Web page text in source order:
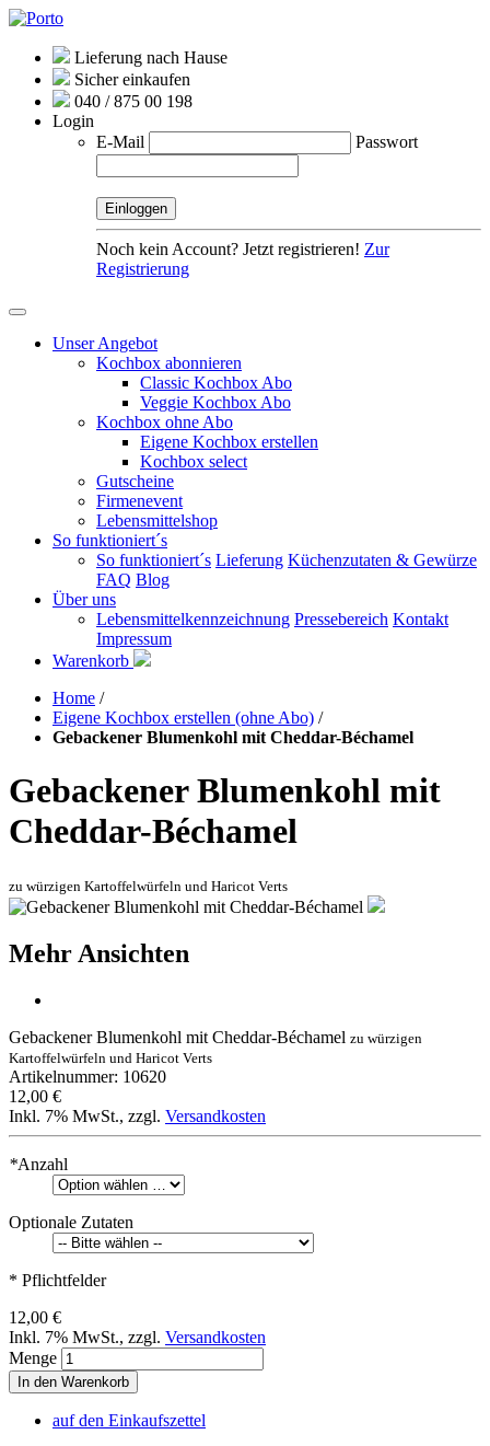
Lieferung nach Hause
Sicher einkaufen
040 / 875 00 198
Login
E-Mail
Passwort
Noch kein Account? Jetzt registrieren! Zur
Registrierung
Unser Angebot
Kochbox abonnieren
Classic Kochbox Abo
Veggie Kochbox Abo
Kochbox ohne Abo
Eigene Kochbox erstellen
Kochbox select
Gutscheine
Firmenevent
Lebensmittelshop
So funktioniert´s
So funktioniert´s Lieferung Küchenzutaten & Gewürze
FAQ Blog
Über uns
Lebensmittelkennzeichnung Pressebereich Kontakt
Impressum
Warenkorb
Home /
Eigene Kochbox erstellen (ohne Abo) /
Gebackener Blumenkohl mit Cheddar-Béchamel
Gebackener Blumenkohl mit
Cheddar-Béchamel
zu würzigen Kartoffelwürfeln und Haricot Verts
Mehr Ansichten
Gebackener Blumenkohl mit Cheddar-Béchamel zu würzigen
Kartoffelwürfeln und Haricot Verts
Artikelnummer: 10620
12,00 €
Inkl. 7% MwSt., zzgl. Versandkosten
*Anzahl
Optionale Zutaten
* Pflichtfelder
12,00 €
Inkl. 7% MwSt., zzgl. Versandkosten
Menge
In den Warenkorb
auf den Einkaufszettel